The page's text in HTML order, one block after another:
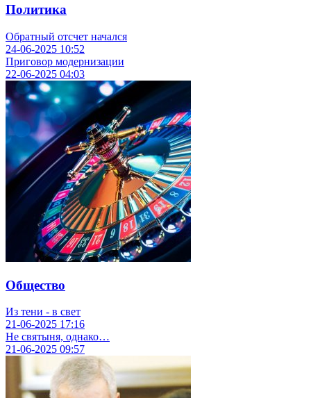
Политика
Обратный отсчет начался
24-06-2025 10:52
Приговор модернизации
22-06-2025 04:03
Общество
Из тени - в свет
21-06-2025 17:16
Не святыня, однако…
21-06-2025 09:57